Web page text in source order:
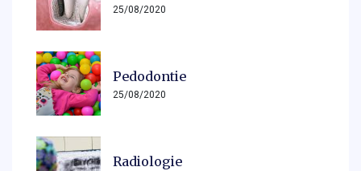
25/08/2020
Pedodontie
25/08/2020
Radiologie